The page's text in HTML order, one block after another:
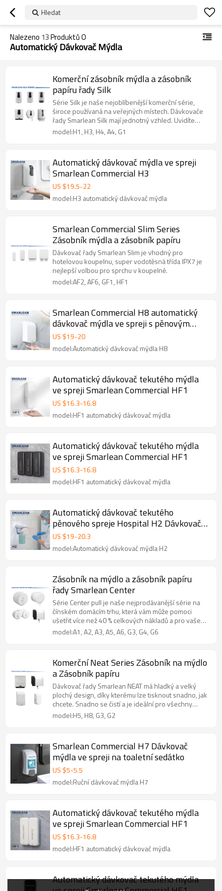
Hledat
Nalezeno 13Produktů O
Automatický Dávkovač Mýdla
Komerční zásobník mýdla a zásobník
papíru řady Silk
Série Silk je naše nejoblíbenější komerční série,
široce používaná na veřejných místech. Dávkovače
řady Smarlean Silk mají jednotný vzhled. Uvidíte
naše zásobníky s aerodynamickým designem a
výrazným kontrastem mezi matným a lesklým
model:H1, H3, H4, A4, G1
Automatický dávkovač mýdla ve spreji
Smarlean Commercial H3
US $19.5-22
model:H3 automatický dávkovač mýdla
Smarlean Commercial Slim Series
Zásobník mýdla a zásobník papíru
Dávkovač řady Smarlean Slim je vhodný pro
hotelovou koupelnu, super vodotěsná třída IPX7 je
nejlepší volbou pro sprchu v koupelně.
model:AF2, AF6, GF1, HF1
Smarlean Commercial H8 automatický
dávkovač mýdla ve spreji s pěnovým
mlékem
US $19-20
model:Automatický dávkovač mýdla H8
Automatický dávkovač tekutého mýdla
ve spreji Smarlean Commercial HF1
US $16.3-16.8
model:HF1 automatický dávkovač mýdla
Automatický dávkovač tekutého mýdla
ve spreji Smarlean Commercial HF1
US $16.3-16.8
model:HF1 automatický dávkovač mýdla
Automatický dávkovač tekutého
pěnového spreje Hospital H2 Dávkovač
dezinfekčního prostředku na ruce
US $19-20.3
model:Automatický dávkovač mýdla H2
Zásobník na mýdlo a zásobník papíru
řady Smarlean Center
Série Center pull je naše nejprodávanější série na
čínském domácím trhu, která vám může pomoci
ušetřit více než 40 % celkových nákladů a pro vaše
pohodlí vám poskytneme kompatibilní toaletní papír
a papírové ručníky.
model:A1, A2, A3, A5, A6, G3, G4, G6
Komerční Neat Series Zásobník na mýdlo
a Zásobník papíru
Dávkovač řady Smarlean NEAT má hladký a velký
plochý design, díky kterému lze tisknout snadno, jak
chcete. Snadno se čistí a je ideální pro všechny
veřejné toalety.
model:H5, H8, G3, G2
Smarlean Commercial H7 Dávkovač
mýdla ve spreji na toaletní sedátko
US $5-5.5
model:Ruční dávkovač mýdla H7
Automatický dávkovač tekutého mýdla
ve spreji Smarlean Commercial HF1
US $16.3-16.8
model:HF1 automatický dávkovač mýdla
Automatický dávkovač tekutého mýdla